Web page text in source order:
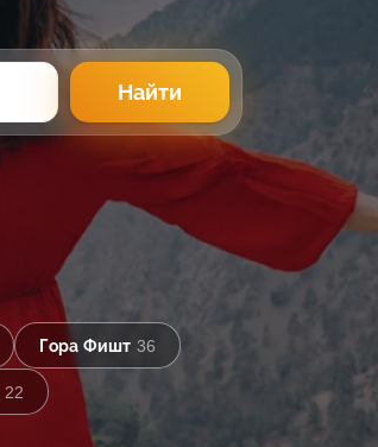
Найти
Гора Фишт 36
22